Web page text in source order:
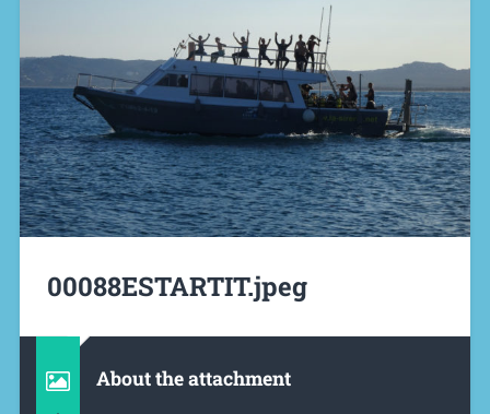
00088ESTARTIT.jpeg
About the attachment